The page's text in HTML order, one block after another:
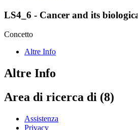
LS4_6 - Cancer and its
Concetto
Altre Info
Altre Info
Area di ricerca di (8)
Assistenza
Privacy